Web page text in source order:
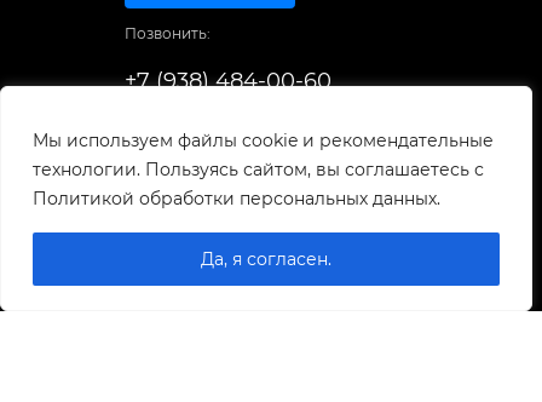
Мы используем файлы cookie и рекомендательные
технологии. Пользуясь сайтом, вы соглашаетесь с
Политикой обработки персональных данных.
Да, я согласен.
Позвонить:
+7 (938) 484-00-60
© 1998-2025
0